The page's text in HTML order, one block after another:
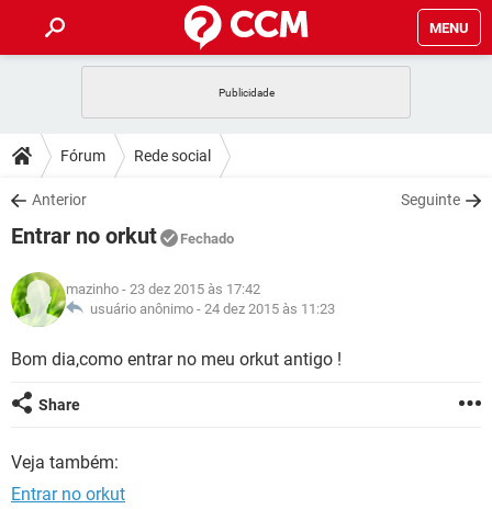
MENU
CELULAR
OUTLOOK
INSTAGRAM
GUIA DE COMPRAS
DICAS
JOGOS
INSTAGRAM
GUIA DE COMPRAS
DOWNLOADS
JOGOS
CELULAR
OUTLOOK EXCEL
INSTAGRAM
JOGOS
CELULAR
OUTLOOK EXCEL
INSTAGRAM
GLOSSÁRIO
JOGOS WHATSAPP
INSTAGRAM
GUIA DE COMPRAS
Fórum Rede social
Anterior Seguinte
Entrar no orkut Fechado
mazinho - 23 dez 2015 às 17:42
usuário anônimo - 24 dez 2015 às 11:23
Bom dia,como entrar no meu orkut antigo !
Share
Veja também:
Entrar no orkut